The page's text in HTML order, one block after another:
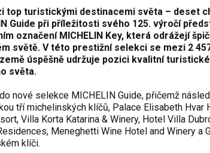
top turistickými destinacemi světa – deset
Guide při příležitosti svého 125. výročí p
označení MICHELIN Key, která odrážejí
světě. V této prestižní selekci se mezi 2
úspěšně udržuje pozici kvalitní
světa.
nové selekce MICHELIN Guide, přičemž n
tří michelinských klíčů, Palace Elisabeth Hvar
Villa Korta Katarina & Winery, Hotel Villa
Meneghetti Wine Hotel and Winery a
klíči.